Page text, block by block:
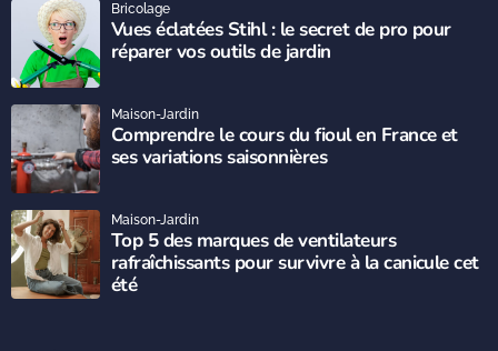
Vues éclatées Stihl : le secret de pro pour
réparer vos outils de jardin
Bricolage
Comprendre le cours du fioul en France et
ses variations saisonnières
Maison-Jardin
Top 5 des marques de ventilateurs
rafraîchissants pour survivre à la canicule cet
été
Maison-Jardin